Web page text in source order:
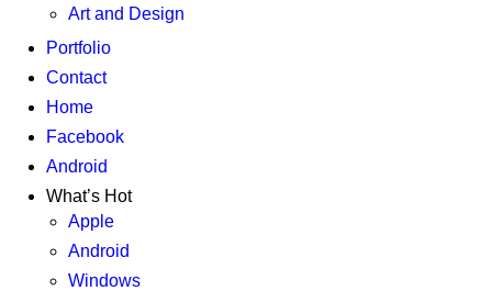
Art and Design
Portfolio
Contact
Home
Facebook
Android
What’s Hot
Apple
Android
Windows